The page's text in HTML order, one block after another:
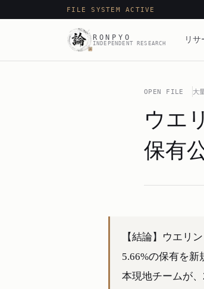
FILE SYSTEM ACTIVE
RONPYO
INDEPENDENT RESEARCH リサ
OPEN FILE 大
ウエ
保有
【結論】ウエリ
5.66%の保有を
本現地チームが